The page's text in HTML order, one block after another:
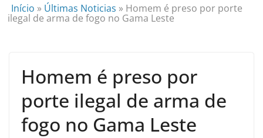
Início » Últimas Noticias » Homem é preso por porte
ilegal de arma de fogo no Gama Leste
Homem é preso por
porte ilegal de arma de
fogo no Gama Leste